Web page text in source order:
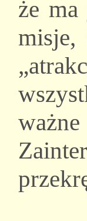
że ma
misje,